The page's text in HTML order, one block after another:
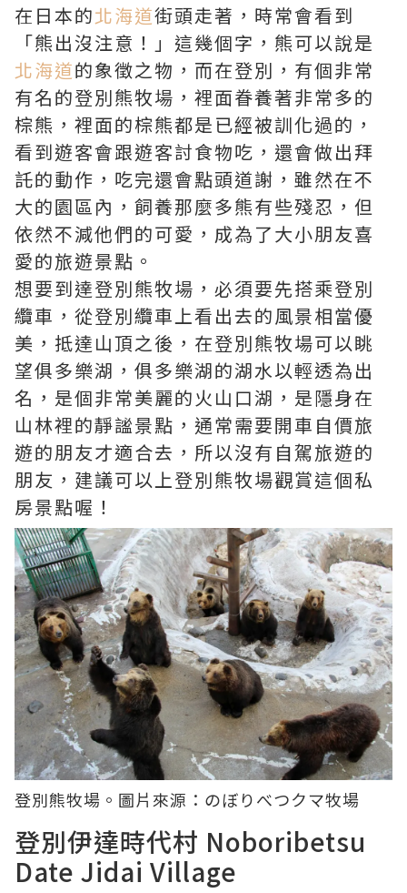
在日本的北海道街頭走著，時常會看到
「熊出沒注意！」這幾個字，熊可以說是
北海道的象徵之物，而在登別，有個非常
有名的登別熊牧場，裡面眷養著非常多的
棕熊，裡面的棕熊都是已經被訓化過的，
看到遊客會跟遊客討食物吃，還會做出拜
託的動作，吃完還會點頭道謝，雖然在不
大的園區內，飼養那麼多熊有些殘忍，但
依然不減他們的可愛，成為了大小朋友喜
愛的旅遊景點。
想要到達登別熊牧場，必須要先搭乘登別
纜車，從登別纜車上看出去的風景相當優
美，抵達山頂之後，在登別熊牧場可以眺
望俱多樂湖，俱多樂湖的湖水以輕透為出
名，是個非常美麗的火山口湖，是隱身在
山林裡的靜謐景點，通常需要開車自價旅
遊的朋友才適合去，所以沒有自駕旅遊的
朋友，建議可以上登別熊牧場觀賞這個私
房景點喔！
登別熊牧場。圖片來源： のぼりべつクマ牧場
登別伊達時代村 Noboribetsu
Date Jidai Village